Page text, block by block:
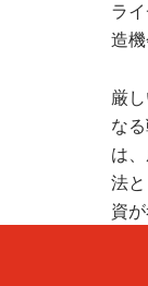
ラ
造
厳
な
は
法
資